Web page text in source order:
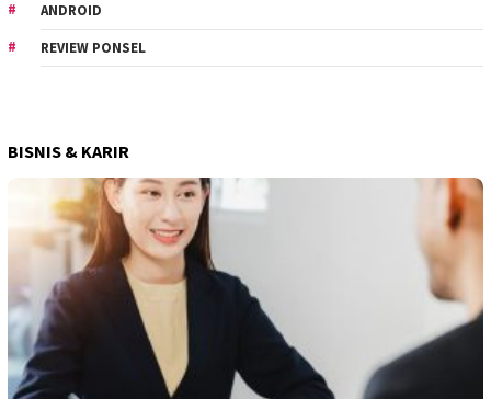
ANDROID
REVIEW PONSEL
BISNIS & KARIR